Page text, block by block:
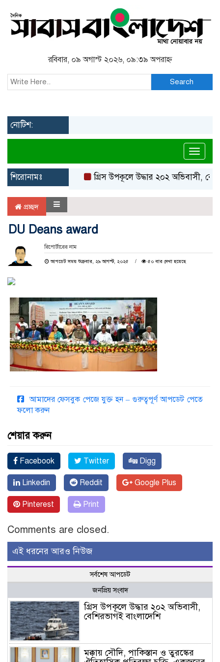
রবিবার, ০৯ অগাস্ট ২০২৬, ০৯:৩৯ অপরাহ্ন
Search
নোটিশ:
শিরোনামঃ গ্রিস উপকূলে উদ্ধার ২০২ অভিবাসী,
প্রচ্ছদ
DU Deans award
রিপোর্টারের নাম
আপডেট সময় শুক্রবার, ২৯ আগস্ট, ২০২৫ ৫০ বার দেখা হয়েছে
আমাদের ফেসবুক পেজে যুক্ত হন – গুরুত্বপূর্ণ আপডেট পেতে
ফলো করুন
শেয়ার করুন
Facebook Twitter Digg
Linkedin Reddit Google Plus
Pinterest Print
Comments are closed.
এই ধরনের আরও নিউজ
সর্বশেষ আপডেট
জনপ্রিয় সংবাদ
গ্রিস উপকূলে উদ্ধার ২০২ অভিবাসী,
বেশিরভাগই বাংলাদেশি
মক্কায় সৌদি, পাকিস্তান ও তুরস্কের